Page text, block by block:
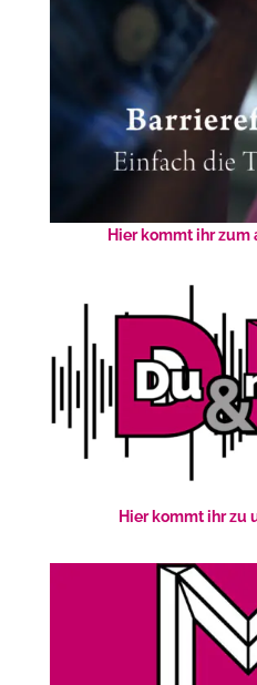
Hier kommt ihr
Hier kommt ihr zu